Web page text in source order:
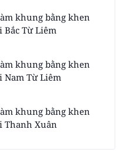
khung bằng khen
Bắc Từ Liêm
khung bằng khen
Nam Từ Liêm
khung bằng khen
Thanh Xuân